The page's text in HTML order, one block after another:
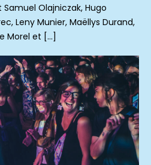
Olajniczak, Hugo
Leny Munier, Maëllys Durand,
Morel et […]